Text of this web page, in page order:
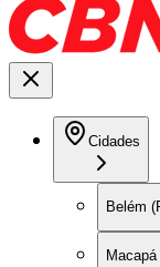
Cidades
Belém